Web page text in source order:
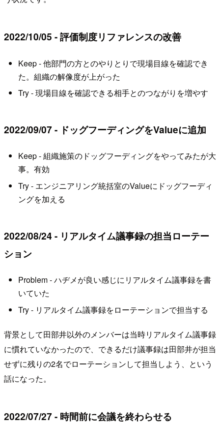
2022/10/05 - 評価制度リファレンスの改善
Keep - 他部門の方とのやりとりで現場目線を確認でき
た。組織の解像度が上がった
Try - 現場目線を確認できる相手とのつながりを増やす
2022/09/07 - ドッグフーディングをValueに追加
Keep - 組織施策のドッグフーディングをやってみたが大
事。有効
Try - エンジニアリング統括室のValueにドッグフーディ
ングを加える
2022/08/24 - リアルタイム議事録の担当ローテー
ション
Problem - ハヂメが良い感じにリアルタイム議事録を書
いていた
Try - リアルタイム議事録をローテーションで担当する
背景として田部井以外のメンバーは当時リアルタイム議事録
に慣れていなかったので、できるだけ議事録は田部井が担当
せずに残りの2名でローテーションして担当しよう、という
話になった。
2022/07/27 - 時間前に会議を終わらせる